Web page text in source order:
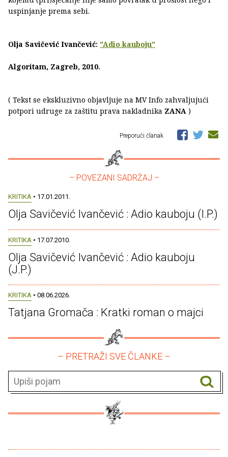
uspinjanje prema sebi.
Olja Savičević Ivančević: "Adio kauboju"
Algoritam, Zagreb, 2010.
( Tekst se ekskluzivno objavljuje na MV Info zahvaljujući
potpori udruge za zaštitu prava nakladnika ZANA )
Preporuči članak
– POVEZANI SADRŽAJ –
KRITIKA • 17.01.2011.
Olja Savičević Ivančević : Adio kauboju (I.P.)
KRITIKA • 17.07.2010.
Olja Savičević Ivančević : Adio kauboju
(J.P.)
KRITIKA • 08.06.2026.
Tatjana Gromača : Kratki roman o majci
– PRETRAŽI SVE ČLANKE –